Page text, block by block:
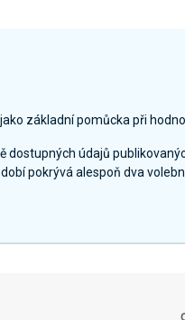
základní pomůcka při
dostupných údajů
pokrývá alespoň dva